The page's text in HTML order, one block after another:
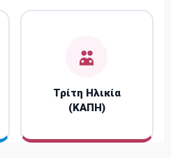
Τρίτη Ηλικία
(ΚΑΠΗ)